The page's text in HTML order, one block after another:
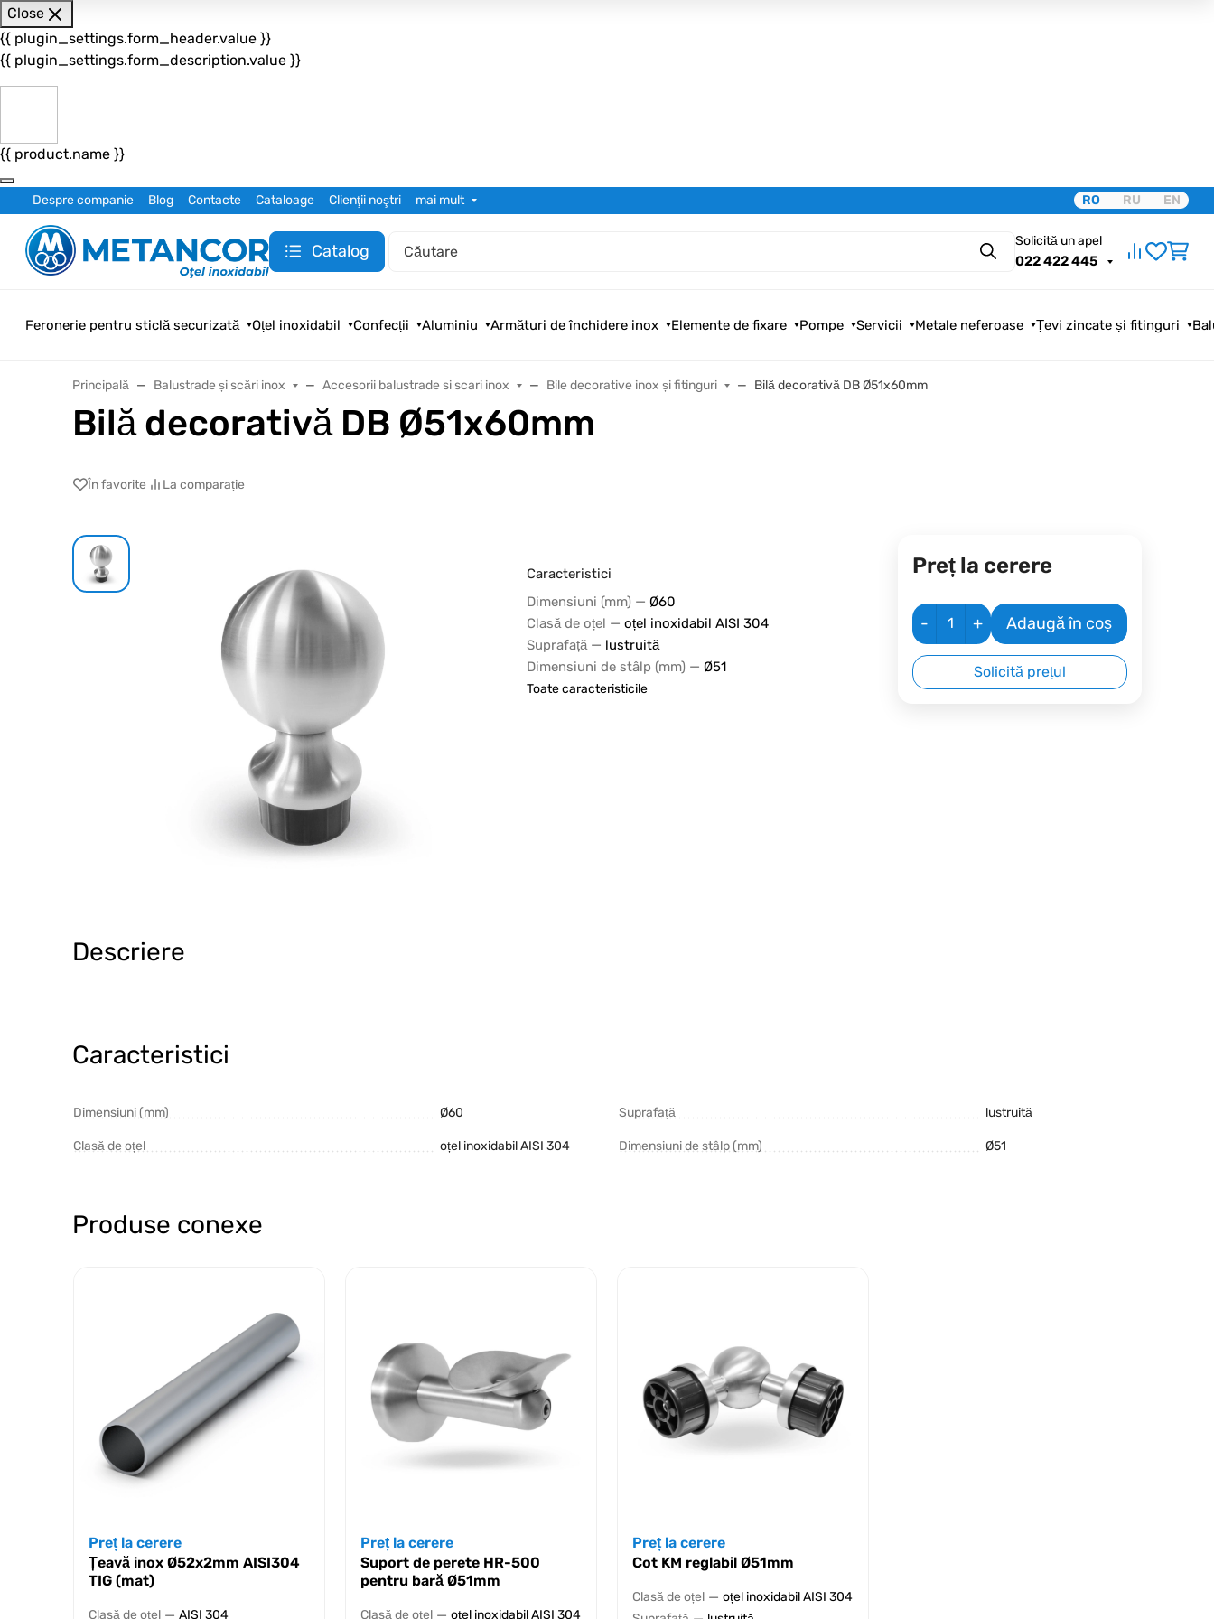
Close
{{ plugin_settings.form_header.value }}
{{ plugin_settings.form_description.value }}
{{ product.name }}
Despre companie Blog Contacte Cataloage Clienţii noştri mai mult RO RU EN
Catalog Căutare
Solicită un apel
022 422 445
Feronerie pentru sticlă securizată Oțel inoxidabil Confecții Aluminiu Armături de închidere inox Elemente de fixare Pompe Servicii Metale neferoase Țevi zincate și fitinguri
Principală Balustrade și scări inox Accesorii balustrade si scari inox Bile decorative inox și fitinguri Bilă decorativă DB Ø51x60mm
Bilă decorativă DB Ø51x60mm
În favorite La comparație
Caracteristici
Dimensiuni (mm) — Ø60
Clasă de oțel — oțel inoxidabil AISI 304
Suprafață — lustruită
Dimensiuni de stâlp (mm) — Ø51
Toate caracteristicile
Preț la cerere
- + Adaugă în coș
Solicită prețul
Descriere
Caracteristici
Dimensiuni (mm) Ø60
Clasă de oțel oțel inoxidabil AISI 304
Suprafață lustruită
Dimensiuni de stâlp (mm) Ø51
Produse conexe
Preț la cerere
Țeavă inox Ø52х2mm AISI304
TIG (mat)
Clasă de oțel — AISI 304
Preț la cerere
Suport de perete HR-500
pentru bară Ø51mm
Clasă de oțel — oțel inoxidabil AISI 304
Preț la cerere
Cot KM reglabil Ø51mm
Clasă de oțel — oțel inoxidabil AISI 304